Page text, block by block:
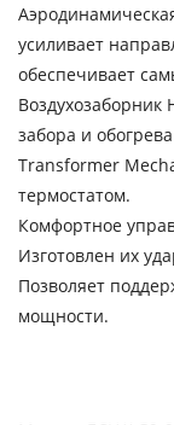
усиливает
обеспечивает
забора и
Transformer
термостатом.
Комфортное
Изготовлен их
Позволяет
мощности.